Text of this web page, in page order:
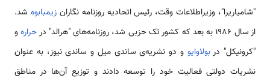
"شامیاریرا"، وزیراطلاعات وقت، رئیس اتحادیه روزنامه نگارانزیمبابوه شد.
از سال 1986 به بعد که کشور تک حزبی شد، روزنامه‌های "هرالد" در
حرارهو
"کرونیکل" دربولاوایو و دو نشریه‌ی ساندی میل و ساندی نیوز، به عنوان
نشریات دولتی فعالیت خود را توسعه دادند و توزیع آن‌ها در مناطق